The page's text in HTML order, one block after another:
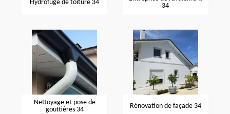
Hydrofuge de toiture 34
34
Nettoyage et pose de
gouttières 34
Rénovation de façade 34